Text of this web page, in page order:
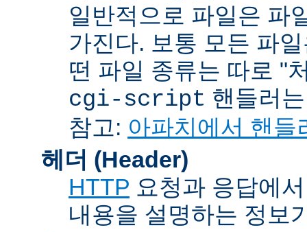
일반적으로 파일은 파
가진다. 보통 모든 파
떤 파일 종류는 따로 "
cgi-script 핸들러
참고: 아파치에서 핸들
헤더 (Header)
HTTP 요청과 응답에
내용을 설명하는 정보